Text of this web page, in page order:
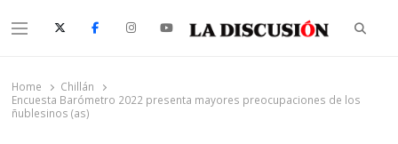
Menu
Home
Chillán
Encuesta Barómetro 2022 presenta mayores preocupaciones de los
ñublesinos (as)